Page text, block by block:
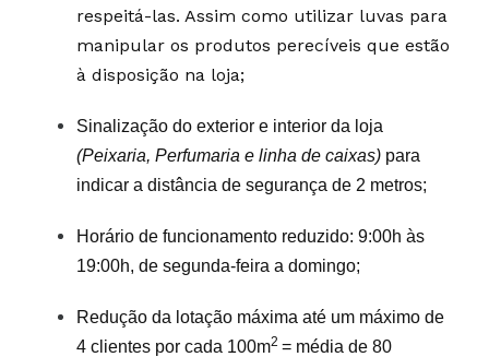
respeitá-las. Assim como utilizar luvas para
manipular os produtos perecíveis que estão
à disposição na loja;
Sinalização do exterior e interior da loja
(Peixaria, Perfumaria e linha de caixas) para
indicar a distância de segurança de 2 metros;
Horário de funcionamento reduzido: 9:00h às
19:00h, de segunda-feira a domingo;
Redução da lotação máxima até um máximo de
4 clientes por cada 100m2 = média de 80